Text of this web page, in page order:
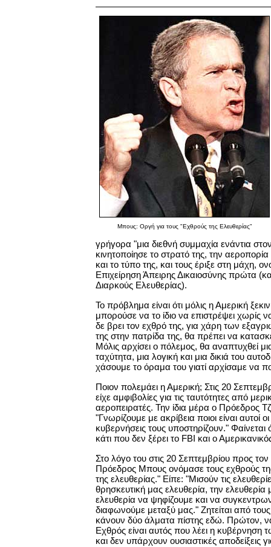
Μπους: Οργή για τους "Εχθρούς της Ελευθερίας"
γρήγορα "μια διεθνή συμμαχία ενάντια
κινητοποίησε το στρατό της, την αεροπορία
και το τύπο της, και τους έριξε στη μάχη,
Επιχείρηση Άπειρης Δικαιοσύνης πρώτα
Διαρκούς Ελευθερίας).
Το πρόβλημα είναι ότι μόλις η Αμερική
μπορούσε να το ίδιο να επιστρέψει χωρίς
δε βρει τον εχθρό της, για χάρη των
της στην πατρίδα της, θα πρέπει να
Μόλις αρχίσει ο πόλεμος, θα αναπτυχθεί
ταχύτητα, μια λογική και μια δικιά του
χάσουμε το όραμα του γιατί αρχίσαμε να
Ποιον πολεμάει η Αμερική; Στις 20
είχε αμφιβολίες για τις ταυτότητες από
αεροπειρατές. Την ίδια μέρα ο Πρόεδρος
"Γνωρίζουμε με ακρίβεια ποιοι είναι αυτοί
κυβερνήσεις τους υποστηρίζουν." Φαίνεται
κάτι που δεν ξέρει το FBI και ο
Στο λόγο του στις 20 Σεπτεμβρίου προς
Πρόεδρος Μπους ονόμασε τους εχθρούς
της ελευθερίας." Είπε: "Μισούν τις
θρησκευτική μας ελευθερία, την
ελευθερία να ψηφίζουμε και να
διαφωνούμε μεταξύ μας." Ζητείται από
κάνουν δύο άλματα πίστης εδώ. Πρώτον,
Εχθρός είναι αυτός που λέει η κυβέρνηση
και δεν υπάρχουν ουσιαστικές αποδείξεις